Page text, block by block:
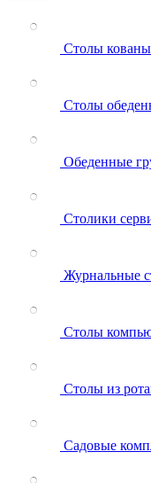
Столы
Столы
Обеденные
Столики
Журнальные
Столы
Столы из
Садовые